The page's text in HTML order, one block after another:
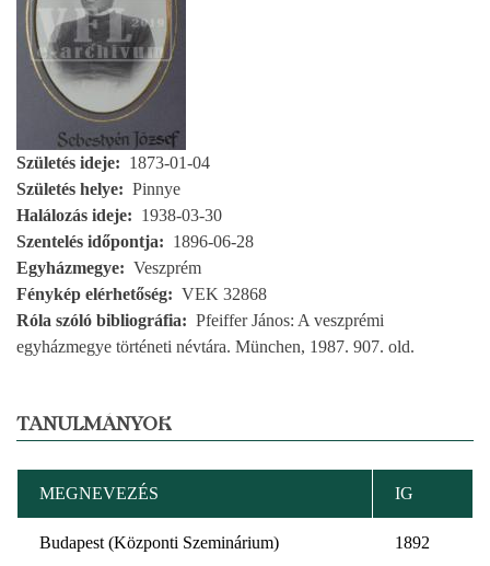
Születés ideje
1873-01-04
Születés helye
Pinnye
Halálozás ideje
1938-03-30
Szentelés időpontja
1896-06-28
Egyházmegye
Veszprém
Fénykép elérhetőség
VEK 32868
Róla szóló bibliográfia
Pfeiffer János: A veszprémi
egyházmegye történeti névtára. München, 1987. 907. old.
TANULMÁNYOK
MEGNEVEZÉS IG
Budapest (Központi Szeminárium) 1892